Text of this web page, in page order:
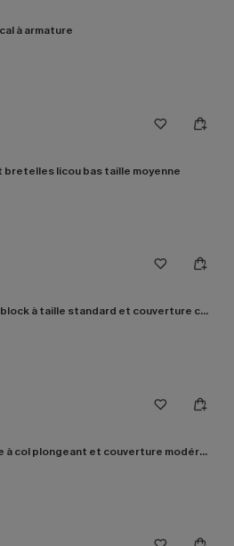
à armature
bretelles licou bas taille moyenne
Bikini colorblock à taille standard et couverture classique
Bikini rouge à col plongeant et couverture modérée